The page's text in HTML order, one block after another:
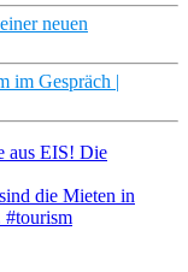
neuen
im Gespräch |
aus EIS! Die
die Mieten in
#tourism